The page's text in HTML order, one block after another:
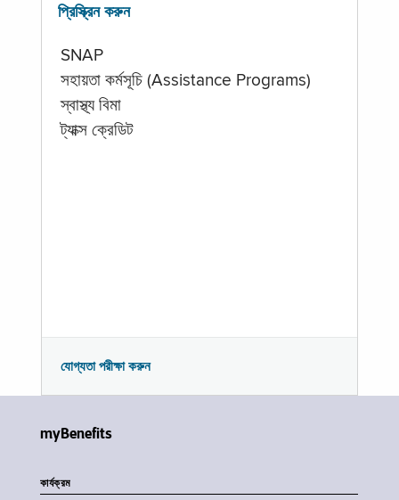
প্রিস্ক্রিন করুন
SNAP
সহায়তা কর্মসূচি (Assistance Programs)
স্বাস্থ্য বিমা
ট্যাক্স ক্রেডিট
যোগ্যতা পরীক্ষা করুন
myBenefits
কার্যক্রম